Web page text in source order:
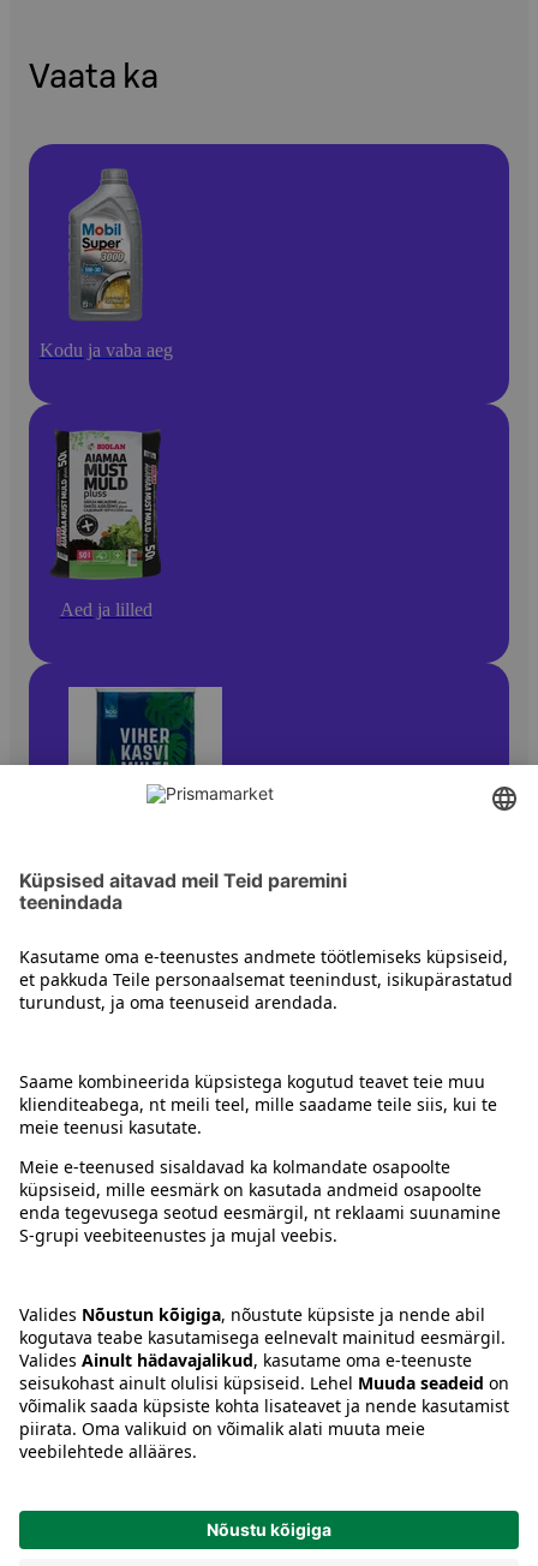
Vaata ka
Kodu ja vaba aeg
Aed ja lilled
Lillehooldustooted ja -tarvikud
Juhised
Tingimused
Keel:ETENRU